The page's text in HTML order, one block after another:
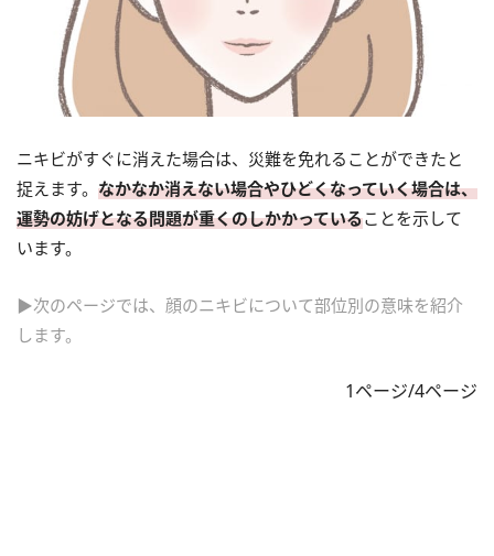
ニキビがすぐに消えた場合は、災難を免れることができたと
捉えます。 なかなか消えない場合やひどくなっていく場合は、
運勢の妨げとなる問題が重くのしかかっていることを示して
います。
▶次のページでは、顔のニキビについて部位別の意味を紹介
します。
1ページ/4ページ